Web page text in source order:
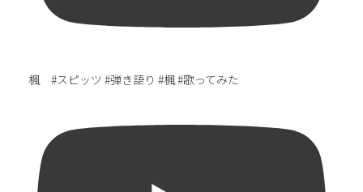
楓 #スピッツ #弾き語り #楓 #歌ってみた